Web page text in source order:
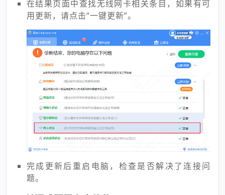
在结果页面中查找无线网卡相关条目，如果有可
用更新，请点击“一键更新”。
完成更新后重启电脑，检查是否解决了连接问
题。